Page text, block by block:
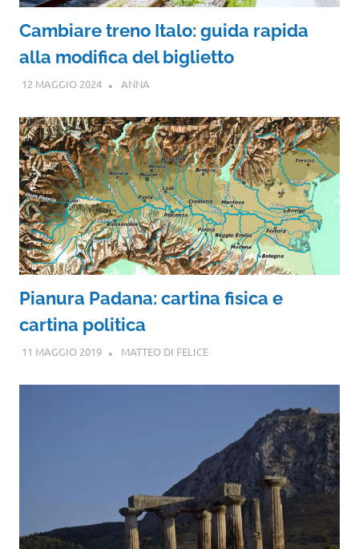
Cambiare treno Italo: guida rapida
alla modifica del biglietto
12 MAGGIO 2024 ANNA
Pianura Padana: cartina fisica e
cartina politica
11 MAGGIO 2019 MATTEO DI FELICE